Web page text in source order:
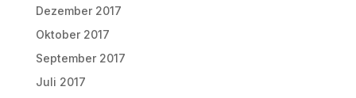
Dezember 2017
Oktober 2017
September 2017
Juli 2017